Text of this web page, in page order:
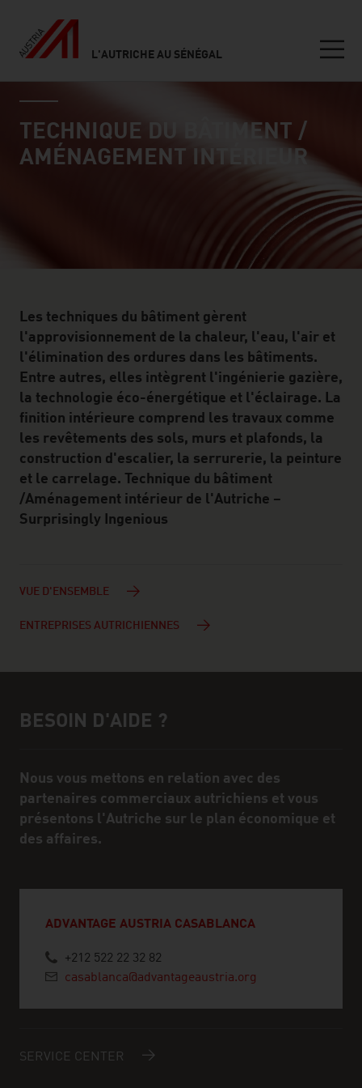
L'AUTRICHE AU SÉNÉGAL
Inhalt
industry page
TECHNIQUE DU BÂTIMENT /
AMÉNAGEMENT INTÉRIEUR
Les techniques du bâtiment gèrent
l'approvisionnement de la chaleur, l'eau, l'air et
l'élimination des ordures dans les bâtiments.
Entre autres, elles intègrent l'ingénierie gazière,
la technologie éco-énergétique et l'éclairage. La
finition intérieure comprend les travaux comme
les revêtements des sols, murs et plafonds, la
construction d'escalier, la serrurerie, la peinture
et le carrelage. Technique du bâtiment
/Aménagement intérieur de l'Autriche –
Surprisingly Ingenious
VUE D'ENSEMBLE
ENTREPRISES AUTRICHIENNES
Assistance et interlocuteur/interlocutrice
BESOIN D'AIDE ?
Nous vous mettons en relation avec des
partenaires commerciaux autrichiens et vous
présentons l'Autriche sur le plan économique et
des affaires.
ADVANTAGE AUSTRIA CASABLANCA
+212 522 22 32 82
casablanca@advantageaustria.org
SERVICE CENTER